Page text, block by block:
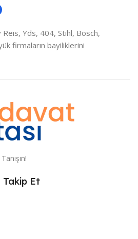
Yds, 404, Stihl, Bosch,
firmaların bayiliklerini
Et